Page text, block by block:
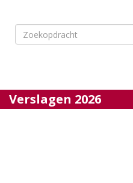
Verslagen 2026